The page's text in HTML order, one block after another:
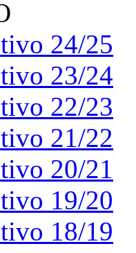
24/25
23/24
22/23
21/22
20/21
19/20
18/19